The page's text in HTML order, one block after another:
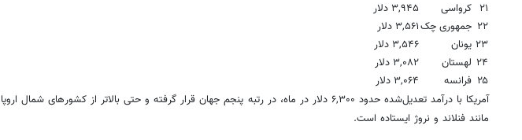
۲۱ کرواسی
۳,۹۴۵ دلار
۲۲ جمهوری چک۳,۵۶۱ دلار
۲۳ یونان
۳,۵۴۶ دلار
۲۴ لهستان
۳,۰۸۲ دلار
۲۵ فرانسه
۳,۰۶۴ دلار
آمریکا با درآمد تعدیل‌شده حدود ۶,۳۰۰ دلار در ماه، در رتبه پنجم جهان قرار گرفته و حتی بالاتر از کشورهای شمال اروپا
مانند فنلاند و نروژ ایستاده است.